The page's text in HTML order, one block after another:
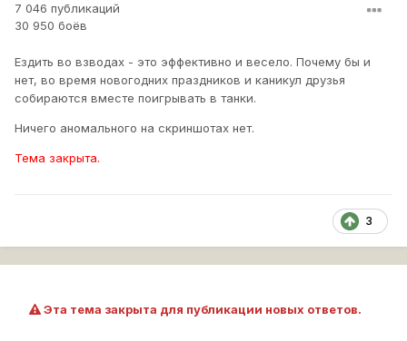
7 046 публикаций
30 950 боёв
Ездить во взводах - это эффективно и весело. Почему бы и
нет, во время новогодних праздников и каникул друзья
собираются вместе поигрывать в танки.
Ничего аномального на скриншотах нет.
Тема закрыта.
3
Эта тема закрыта для публикации новых ответов.